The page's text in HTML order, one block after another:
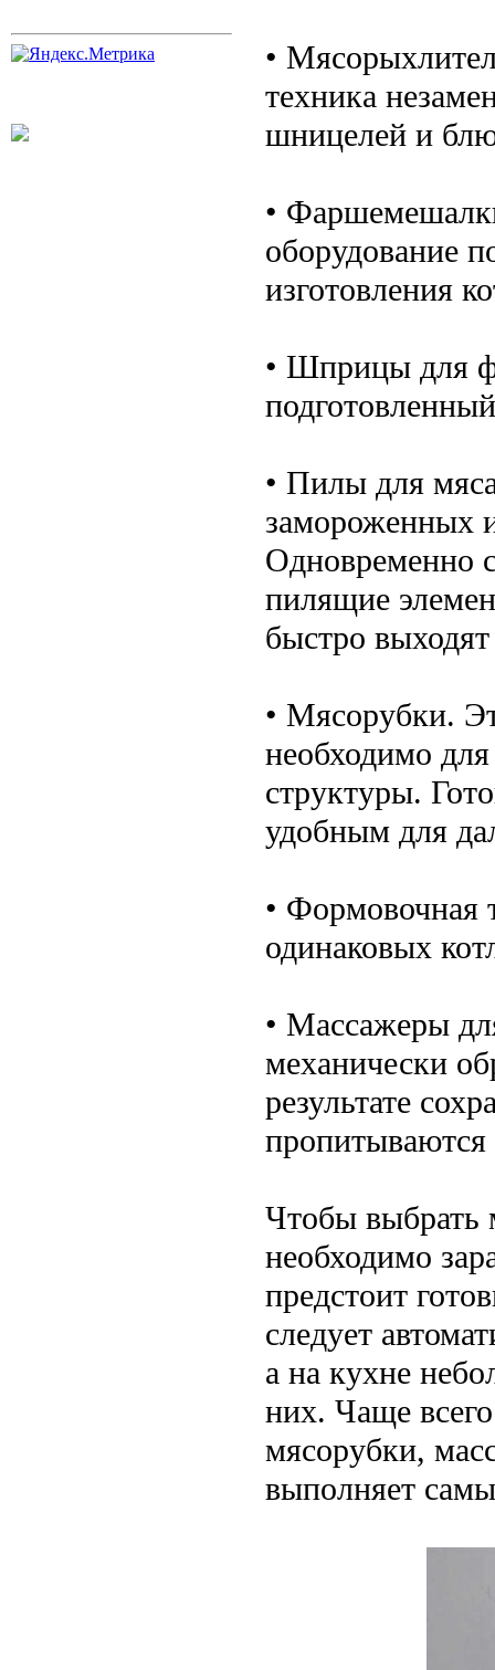
•
техника
шницелей и
•
оборудование
изготовления
• Шприцы для
• Пилы для
замороженных
Одновременно
пилящие
быстро
• Мясорубки.
необходимо
структуры.
удобным для
• Формовочная
одинаковых
• Массажеры
механически
результате
пропитываются
Чтобы выбрать
необходимо
предстоит
следует
а на кухне
них. Чаще
мясорубки,
выполняет